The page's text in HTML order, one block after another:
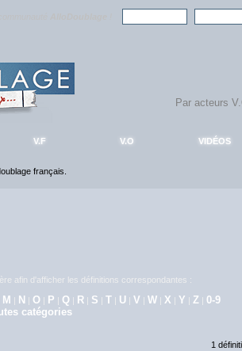
V.F V.O VIDÉOS
français.
afin d'afficher les définitions correspondantes :
M | N | O | P | Q | R | S | T | U | V |W | X | Y | Z |0-9
catégories
1